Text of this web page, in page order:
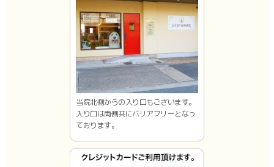
当院北側からの入り口もございます。
入り口は両側共にバリアフリーとなっ
ております。